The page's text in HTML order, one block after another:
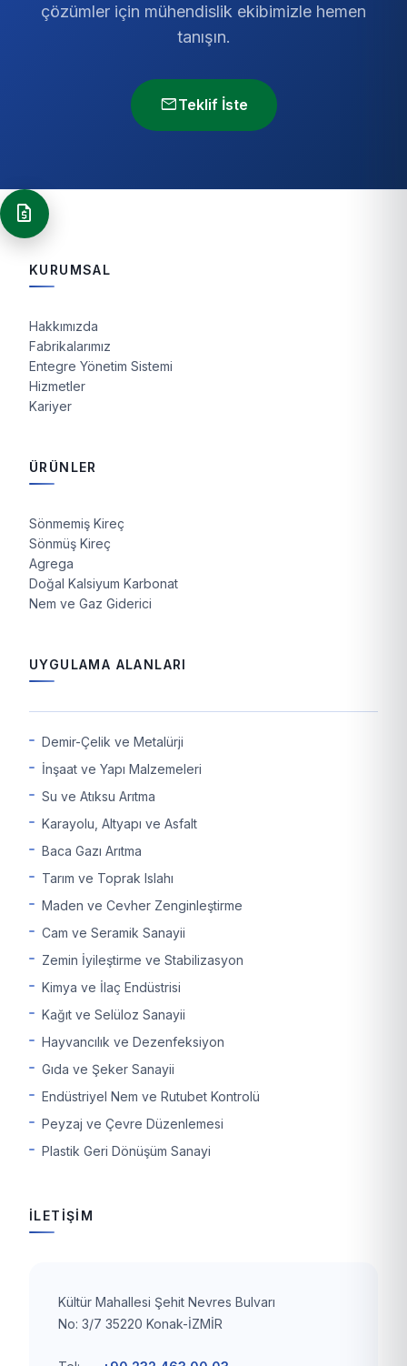
çözümler için mühendislik ekibimizle hemen
tanışın.
mailTeklif İste
request_quote
KURUMSAL
Hakkımızda
Fabrikalarımız
Entegre Yönetim Sistemi
Hizmetler
Kariyer
ÜRÜNLER
Sönmemiş Kireç
Sönmüş Kireç
Agrega
Doğal Kalsiyum Karbonat
Nem ve Gaz Giderici
UYGULAMA ALANLARI
Demir-Çelik ve Metalürji
İnşaat ve Yapı Malzemeleri
Su ve Atıksu Arıtma
Karayolu, Altyapı ve Asfalt
Baca Gazı Arıtma
Tarım ve Toprak Islahı
Maden ve Cevher Zenginleştirme
Cam ve Seramik Sanayii
Zemin İyileştirme ve Stabilizasyon
Kimya ve İlaç Endüstrisi
Kağıt ve Selüloz Sanayii
Hayvancılık ve Dezenfeksiyon
Gıda ve Şeker Sanayii
Endüstriyel Nem ve Rutubet Kontrolü
Peyzaj ve Çevre Düzenlemesi
Plastik Geri Dönüşüm Sanayi
İLETİŞİM
Kültür Mahallesi Şehit Nevres Bulvarı
No: 3/7 35220 Konak-İZMİR